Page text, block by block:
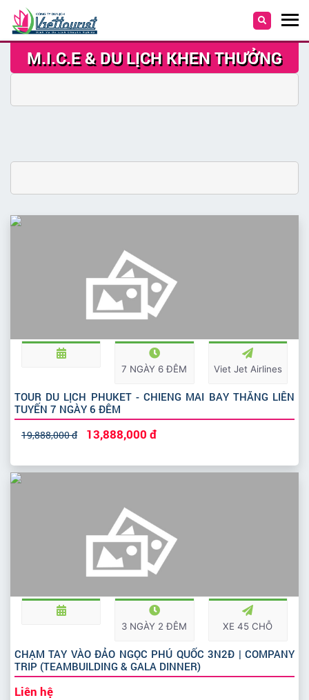
M.I.C.E & DU LỊCH KHEN THƯỞNG
7 NGÀY 6 ĐÊM Viet Jet Airlines
TOUR DU LỊCH PHUKET - CHIENG MAI BAY THẲNG LIÊN
TUYẾN 7 NGÀY 6 ĐÊM
19,888,000 đ 13,888,000 đ
3 NGÀY 2 ĐÊM XE 45 CHỖ
CHẠM TAY VÀO ĐẢO NGỌC PHÚ QUỐC 3N2Đ | COMPANY
TRIP (TEAMBUILDING & GALA DINNER)
Liên hệ